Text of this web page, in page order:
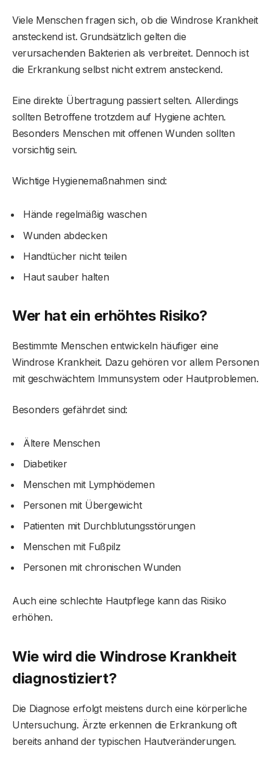
Viele Menschen fragen sich, ob die Windrose Krankheit
ansteckend ist. Grundsätzlich gelten die
verursachenden Bakterien als verbreitet. Dennoch ist
die Erkrankung selbst nicht extrem ansteckend.
Eine direkte Übertragung passiert selten. Allerdings
sollten Betroffene trotzdem auf Hygiene achten.
Besonders Menschen mit offenen Wunden sollten
vorsichtig sein.
Wichtige Hygienemaßnahmen sind:
Hände regelmäßig waschen
Wunden abdecken
Handtücher nicht teilen
Haut sauber halten
Wer hat ein erhöhtes Risiko?
Bestimmte Menschen entwickeln häufiger eine
Windrose Krankheit. Dazu gehören vor allem Personen
mit geschwächtem Immunsystem oder Hautproblemen.
Besonders gefährdet sind:
Ältere Menschen
Diabetiker
Menschen mit Lymphödemen
Personen mit Übergewicht
Patienten mit Durchblutungsstörungen
Menschen mit Fußpilz
Personen mit chronischen Wunden
Auch eine schlechte Hautpflege kann das Risiko
erhöhen.
Wie wird die Windrose Krankheit
diagnostiziert?
Die Diagnose erfolgt meistens durch eine körperliche
Untersuchung. Ärzte erkennen die Erkrankung oft
bereits anhand der typischen Hautveränderungen.